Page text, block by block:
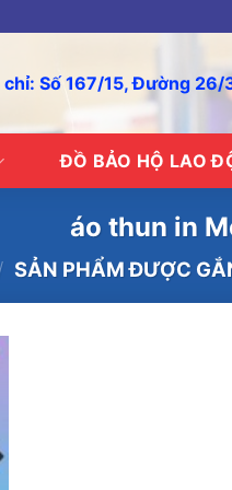
Số 167/15, Đường 26/
ĐỒ BẢO HỘ LAO
áo thun in
SẢN PHẨM ĐƯỢC